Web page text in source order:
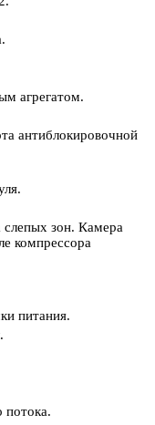
агрегатом.
антиблокировочной
зон. Камера
компрессора
питания.
потока.